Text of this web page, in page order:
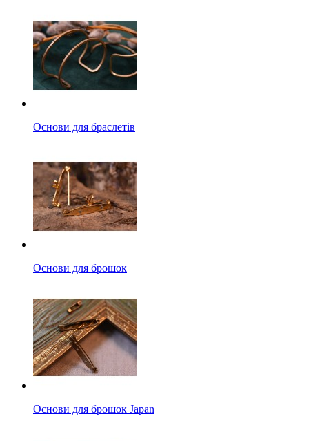
Основи для браслетів
Основи для брошок
Основи для брошок Japan